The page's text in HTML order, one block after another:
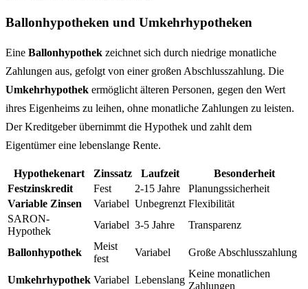
Ballonhypotheken und Umkehrhypotheken
Eine Ballonhypothek zeichnet sich durch niedrige monatliche
Zahlungen aus, gefolgt von einer großen Abschlusszahlung. Die
Umkehrhypothek ermöglicht älteren Personen, gegen den Wert
ihres Eigenheims zu leihen, ohne monatliche Zahlungen zu leisten.
Der Kreditgeber übernimmt die Hypothek und zahlt dem
Eigentümer eine lebenslange Rente.
Hypothekenart Zinssatz Laufzeit
Besonderheit
Festzinskredit
Fest 2-15 Jahre
Planungssicherheit
Variable Zinsen
Variabel Unbegrenzt Flexibilität
SARON-
Hypothek
Variabel 3-5 Jahre Transparenz
Ballonhypothek
Meist
fest
Variabel Große Abschlusszahlung
Umkehrhypothek Variabel Lebenslang
Keine monatlichen
Zahlungen